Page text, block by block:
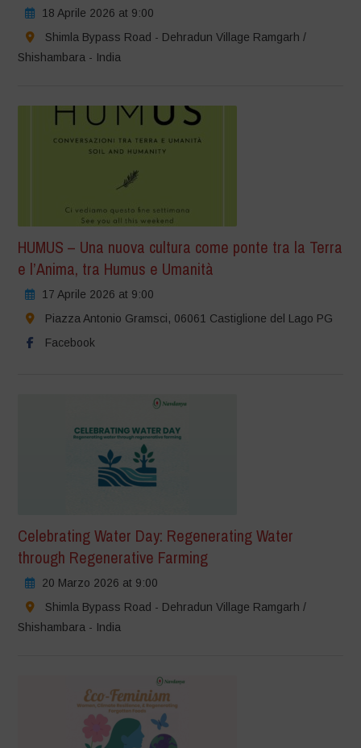
18 Aprile 2026 at 9:00
Shimla Bypass Road - Dehradun Village Ramgarh /
Shishambara - India
HUMUS – Una nuova cultura come ponte tra la Terra
e l’Anima, tra Humus e Umanità
17 Aprile 2026 at 9:00
Piazza Antonio Gramsci, 06061 Castiglione del Lago PG
Facebook
Celebrating Water Day: Regenerating Water
through Regenerative Farming
20 Marzo 2026 at 9:00
Shimla Bypass Road - Dehradun Village Ramgarh /
Shishambara - India